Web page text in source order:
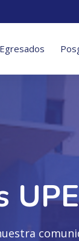
Egresados
UPE